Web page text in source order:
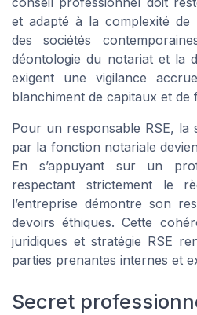
et adapté à la complexité de
des sociétés
déontologie du notariat et la
exigent une vigilance
blanchiment de capitaux et de
Pour un responsable RSE, la
par la fonction notariale
En s’appuyant sur un
respectant strictement le
l’entreprise démontre son
devoirs éthiques. Cette
juridiques et stratégie RSE
parties prenantes internes et
Secret